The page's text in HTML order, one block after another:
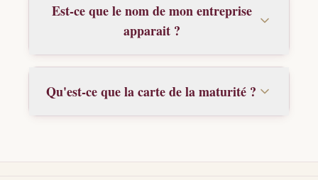
Est-ce que le nom de mon entreprise
apparait ?
Qu'est-ce que la carte de la maturité ?